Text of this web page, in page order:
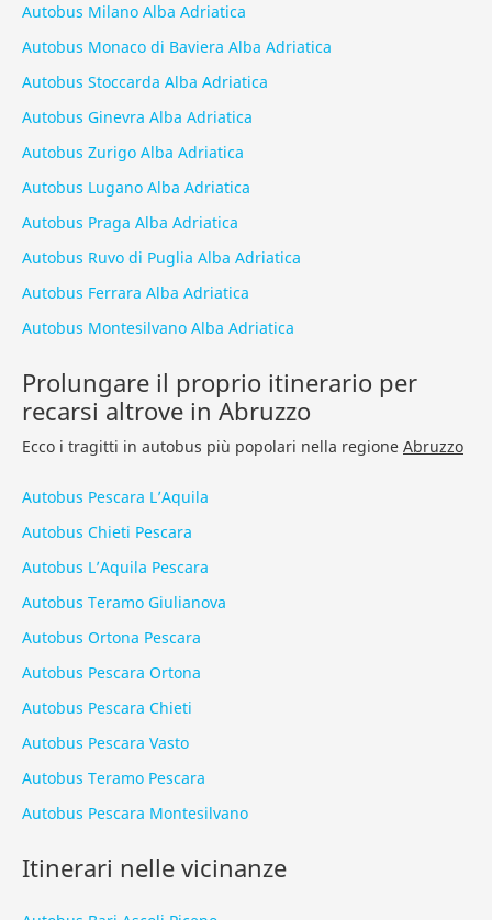
Autobus Milano Alba Adriatica
Autobus Monaco di Baviera Alba Adriatica
Autobus Stoccarda Alba Adriatica
Autobus Ginevra Alba Adriatica
Autobus Zurigo Alba Adriatica
Autobus Lugano Alba Adriatica
Autobus Praga Alba Adriatica
Autobus Ruvo di Puglia Alba Adriatica
Autobus Ferrara Alba Adriatica
Autobus Montesilvano Alba Adriatica
Prolungare il proprio itinerario per
recarsi altrove in Abruzzo
Ecco i tragitti in autobus più popolari nella regione Abruzzo
Autobus Pescara L’Aquila
Autobus Chieti Pescara
Autobus L’Aquila Pescara
Autobus Teramo Giulianova
Autobus Ortona Pescara
Autobus Pescara Ortona
Autobus Pescara Chieti
Autobus Pescara Vasto
Autobus Teramo Pescara
Autobus Pescara Montesilvano
Itinerari nelle vicinanze